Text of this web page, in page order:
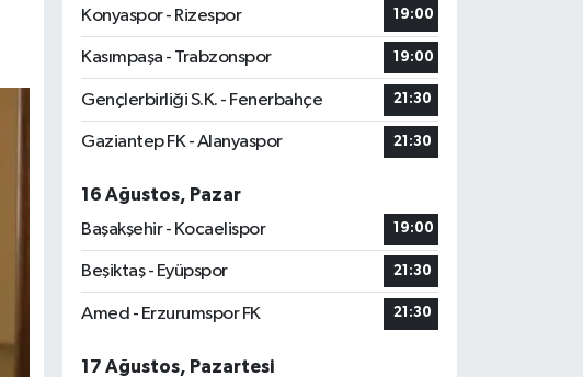
Konyaspor - Rizespor
19:00
Kasımpaşa - Trabzonspor 19:00
Gençlerbirliği S.K. - Fenerbahçe 21:30
Gaziantep FK - Alanyaspor 21:30
16 Ağustos, Pazar
Başakşehir - Kocaelispor
19:00
Beşiktaş - Eyüpspor 21:30
Amed - Erzurumspor FK 21:30
17 Ağustos, Pazartesi